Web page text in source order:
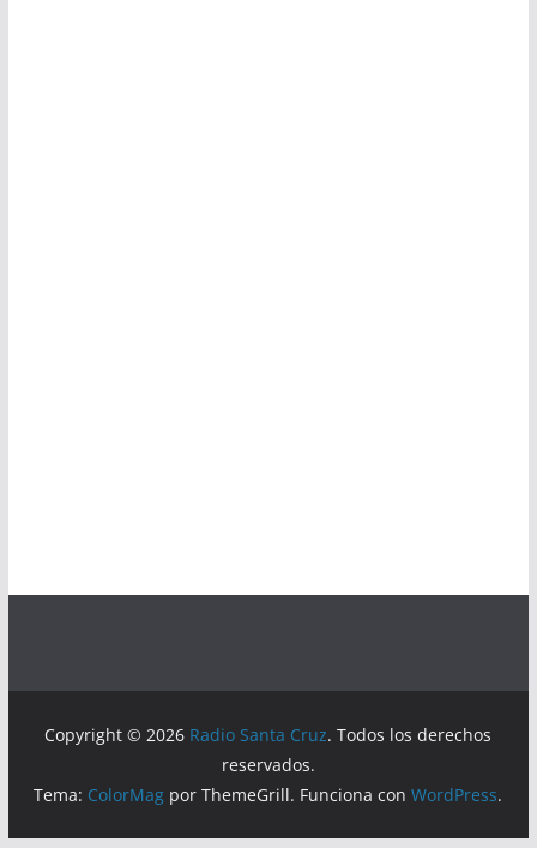
Copyright © 2026 Radio Santa Cruz. Todos los derechos
reservados.
Tema: ColorMag por ThemeGrill. Funciona conWordPress.